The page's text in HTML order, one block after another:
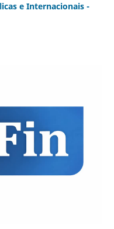
e Internacionais -